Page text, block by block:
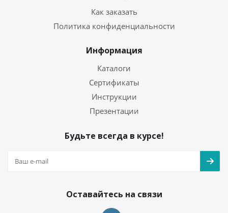
Как заказать
Политика конфиденциальности
Информация
Каталоги
Сертификаты
Инструкции
Презентации
Будьте всегда в курсе!
Оставайтесь на связи